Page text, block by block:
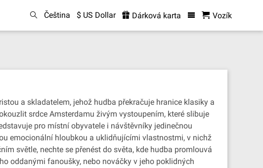
Čeština $ US Dollar Dárková karta Vozík
a skladatelem, jehož hudba překračuje hranice klasiky a
srdce Amsterdamu živým vystoupením, které slibuje
pro místní obyvatele i návštěvníky jedinečnou
emocionální hloubkou a uklidňujícími vlastnostmi, v nichž
světle, nechte se přenést do světa, kde hudba promlouvá
oddanými fanoušky, nebo nováčky v jeho poklidných